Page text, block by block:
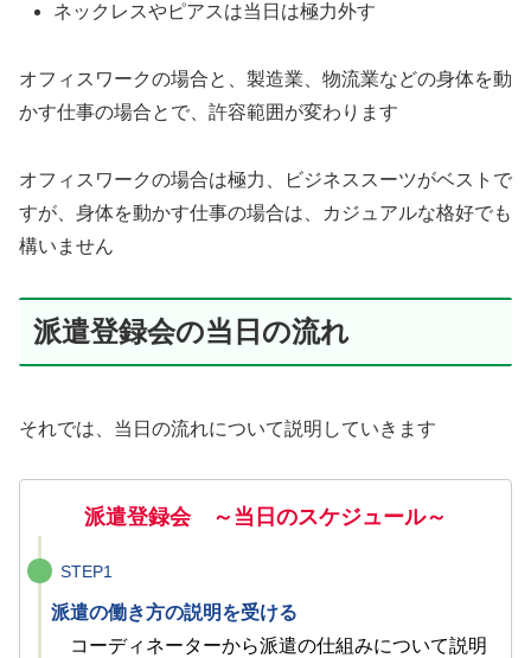
ネックレスやピアスは当日は極力外す
オフィスワークの場合と、製造業、物流業などの身体を動
かす仕事の場合とで、許容範囲が変わります
オフィスワークの場合は極力、ビジネススーツがベストで
すが、身体を動かす仕事の場合は、カジュアルな格好でも
構いません
派遣登録会の当日の流れ
それでは、当日の流れについて説明していきます
派遣登録会 ～当日のスケジュール～
STEP1
派遣の働き方の説明を受ける
コーディネーターから派遣の仕組みについて説明